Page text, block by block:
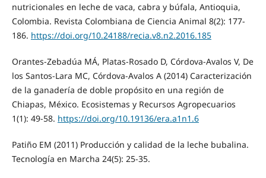
nutricionales en leche de vaca, cabra y búfala, Antioquia,
Colombia. Revista Colombiana de Ciencia Animal 8(2): 177-
186. https://doi.org/10.24188/recia.v8.n2.2016.185
Orantes-Zebadúa MÁ, Platas-Rosado D, Córdova-Avalos V, De
los Santos-Lara MC, Córdova-Avalos A (2014) Caracterización
de la ganadería de doble propósito en una región de
Chiapas, México. Ecosistemas y Recursos Agropecuarios
1(1): 49-58. https://doi.org/10.19136/era.a1n1.6
Patiño EM (2011) Producción y calidad de la leche bubalina.
Tecnología en Marcha 24(5): 25-35.